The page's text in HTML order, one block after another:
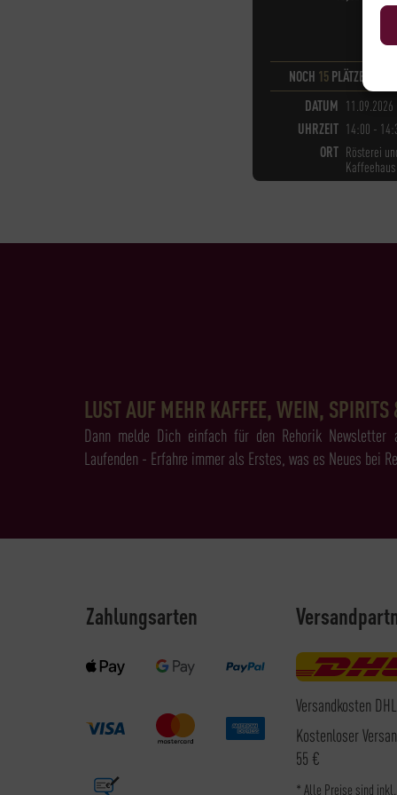
NOCH 15PLÄTZE
DATUM 11.09.2026
UHRZEIT 14:00 -
ORT Rösterei
Kaffeehaus
LUST AUF MEHR KAFFEE, WEIN, SPIRITS
Dann melde Dich einfach für den Rehorik
Laufenden - Erfahre immer als Erstes, was es Neues bei
Zahlungsarten
Versandkosten
Kostenloser
55 €
* Alle Preise sind inkl.